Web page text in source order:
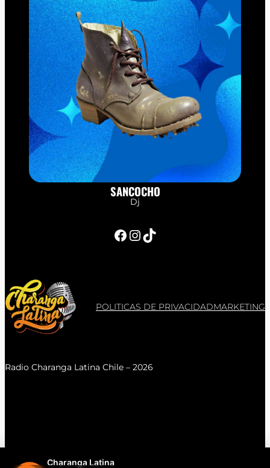
Charanga Latina
SANCOCHO
Dj
Facebook InstagramTikTok
POLITICAS DE PRIVACIDADMARKETING
Radio Charanga Latina Chile – 2026